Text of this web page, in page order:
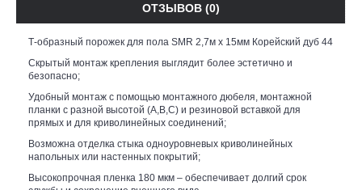
ОТЗЫВОВ (0)
Т-образный порожек для пола SMR 2,7м х 15мм Корейский дуб 44
Скрытый монтаж крепления выглядит более эстетично и
безопасно;
Удобный монтаж с помощью монтажного дюбеля, монтажной
планки с разной высотой (А,В,С) и резиновой вставкой для
прямых и для криволинейных соединений;
Возможна отделка стыка одноуровневых криволинейных
напольных или настенных покрытий;
Высокопрочная пленка 180 мкм – обеспечивает долгий срок